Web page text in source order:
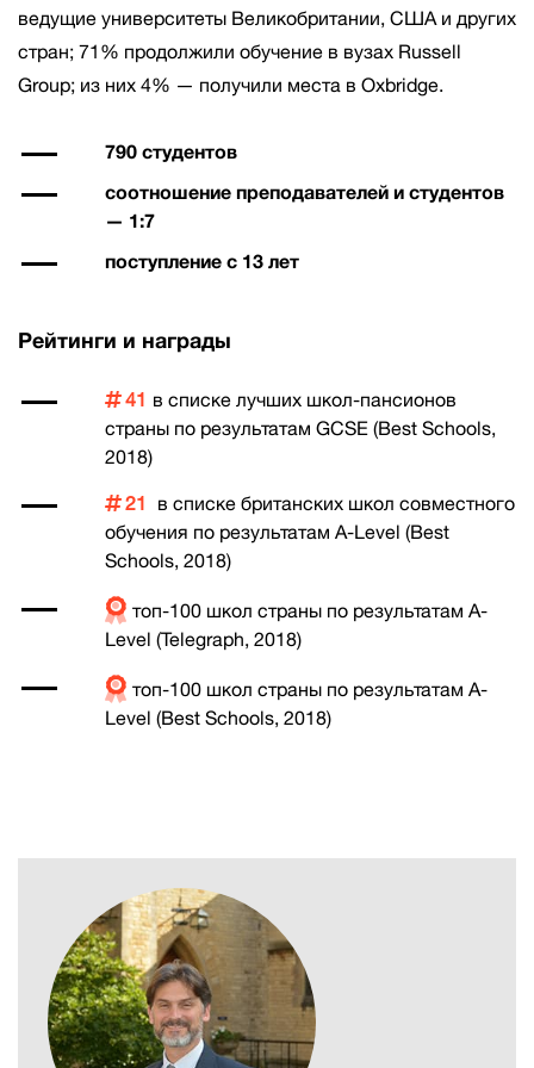
ведущие университеты Великобритании, США и других
стран; 71% продолжили обучение в вузах Russell
Group; из них 4% — получили места в Oxbridge.
790 студентов
соотношение преподавателей и студентов
— 1:7
поступление с 13 лет
Рейтинги и награды
41 в списке лучших школ-пансионов
страны по результатам GCSE (Best Schools,
2018)
21 в списке британских школ совместного
обучения по результатам A-Level (Best
Schools, 2018)
топ-100 школ страны по результатам A-
Level (Telegraph, 2018)
топ-100 школ страны по результатам A-
Level (Best Schools, 2018)